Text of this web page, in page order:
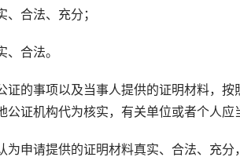
合法、充分；
合法。
事项以及当事人提供的证明材料，按
证机构代为核实，有关单位或者个人应
请提供的证明材料真实、合法、充分